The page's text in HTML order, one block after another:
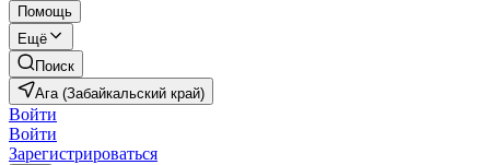
Помощь
Ещё
Поиск
Ага (Забайкальский край)
Войти
Войти
Зарегистрироваться